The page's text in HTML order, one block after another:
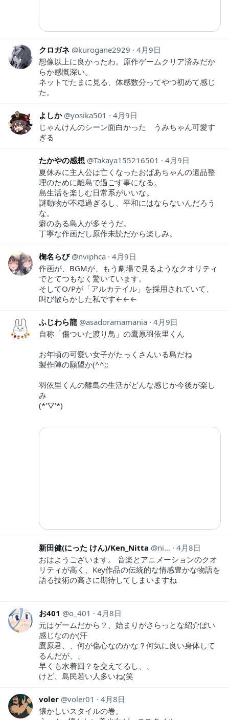
クロガネ kurogane2929
4月9日
想像以上に良かったわ。原作ゲームクリア済みだか
らか感慨深い。
ネットでたまに見る、体感数分ってやつ初めて感じ
た。
よしか yosika501
4月9日
じゃんけんのシーン面白かった うみちゃん可愛す
ぎる
たかやの感想 Takaya155216501
4月9日
夏休みに主人公は亡くなったおばあちゃんの遺品整
理のために離島で過ごす事になる。
島生活を楽しむ日常系がいいな。
謎動物が不穏過ぎるし、平和にはならないんだろう
な。
癖のある島人が多そうだ。
丁寧な作画だし原作未読だから楽しみ。
椈名らび nviphca 4月9日
作画が、BGMが、もう劇場で見るようなクオリティ
でとてつもなく驚いています。
そしてO/Pが「アルカテイル」を採用されていて、
叫び散らかした私です←←←
ふじわら龍 asadoramamania 4月9日
自称「傷ついた渡り鳥」の鷹原羽依里くん
お年頃の可愛い女子がたっくさんいる島だね
製作陣の願望か(^^;;
羽依里くんの離島の生活がどんな感じか今後が楽し
み
(*'▽'*)
新田健(にった けん)/Ken_Nitta nikken_free
4月8日
おはようございます。 音楽とアニメーションのクオ
リティが高く、Key作品の伝統的な情感豊かな物語を
語る技術の高さに期待してしまいますね
お401 o_401
4月8日
元はゲームだから？、始まりがさらっとな紹介ぽい
感じなのか(汗
鷹原君、、何が傷心なのかな？何気に良い身体して
るんだが、、
早くも水着回？を交えてるし、、
けど、島民若い人多いね(笑
voler voler01
4月8日
懐かしいスタイルの巻。